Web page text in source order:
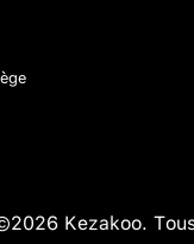
Kezakoo.